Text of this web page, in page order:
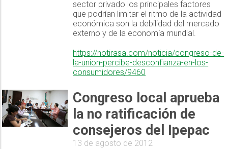
sector privado los principales factores
que podrían limitar el ritmo de la actividad
económica son la debilidad del mercado
externo y de la economía mundial.
https://notirasa.com/noticia/congreso-de-
la-union-percibe-desconfianza-en-los-
consumidores/9460
Congreso local aprueba
la no ratificación de
consejeros del Ipepac
13 de agosto de 2012